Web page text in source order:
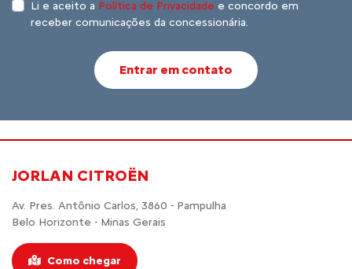
Li e aceito a Política de Privacidade e concordo em
receber comunicações da concessionária.
Entrar em contato
JORLAN CITROËN
Av. Pres. Antônio Carlos, 3860 - Pampulha
Belo Horizonte - Minas Gerais
Como chegar